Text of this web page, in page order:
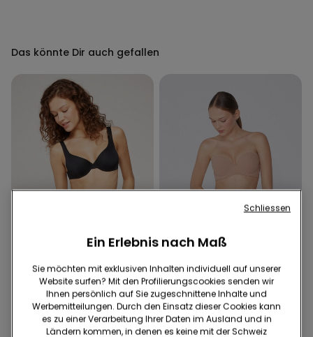
Das könnte Dir auch gefallen
-41%
1 Farbe
Hoher Bikinislip mit Raffung
Recyceltes Mikrofaser
5 Farben
Gepolsterter Bandeau-BH
Ein Erlebnis nach Maß
Sie möchten mit exklusiven Inhalten individuell auf unserer
Website surfen? Mit den Profilierungscookies senden wir
Ihnen persönlich auf Sie zugeschnittene Inhalte und
Werbemitteilungen. Durch den Einsatz dieser Cookies kann
es zu einer Verarbeitung Ihrer Daten im Ausland und in
Ländern kommen, in denen es keine mit der Schweiz
Schliessen